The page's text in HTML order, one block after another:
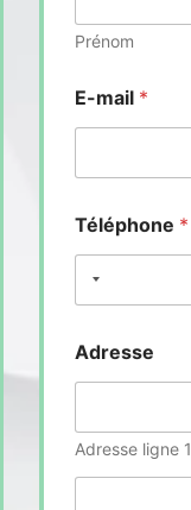
Prénom
E-mail *
Téléphone *
Adresse
Adresse ligne 1